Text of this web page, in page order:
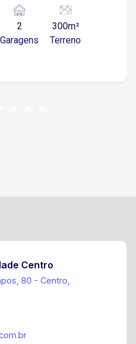
espaço gourmet, área
de garagem sendo
Área construída
2
Garagens
300m²
Terreno
Centro
80 - Centro,